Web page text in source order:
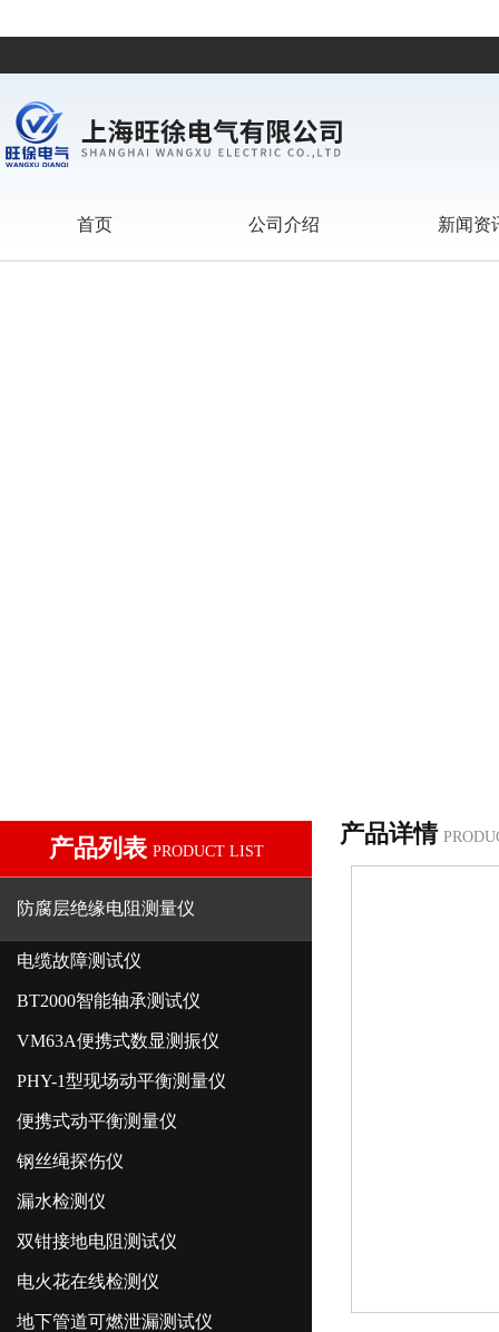
首页 公司介绍 新闻资
产品列表 PRODUCT LIST
防腐层绝缘电阻测量仪
电缆故障测试仪
BT2000智能轴承测试仪
VM63A便携式数显测振仪
PHY-1型现场动平衡测量仪
便携式动平衡测量仪
钢丝绳探伤仪
漏水检测仪
双钳接地电阻测试仪
电火花在线检测仪
地下管道可燃泄漏测试仪
产品详情